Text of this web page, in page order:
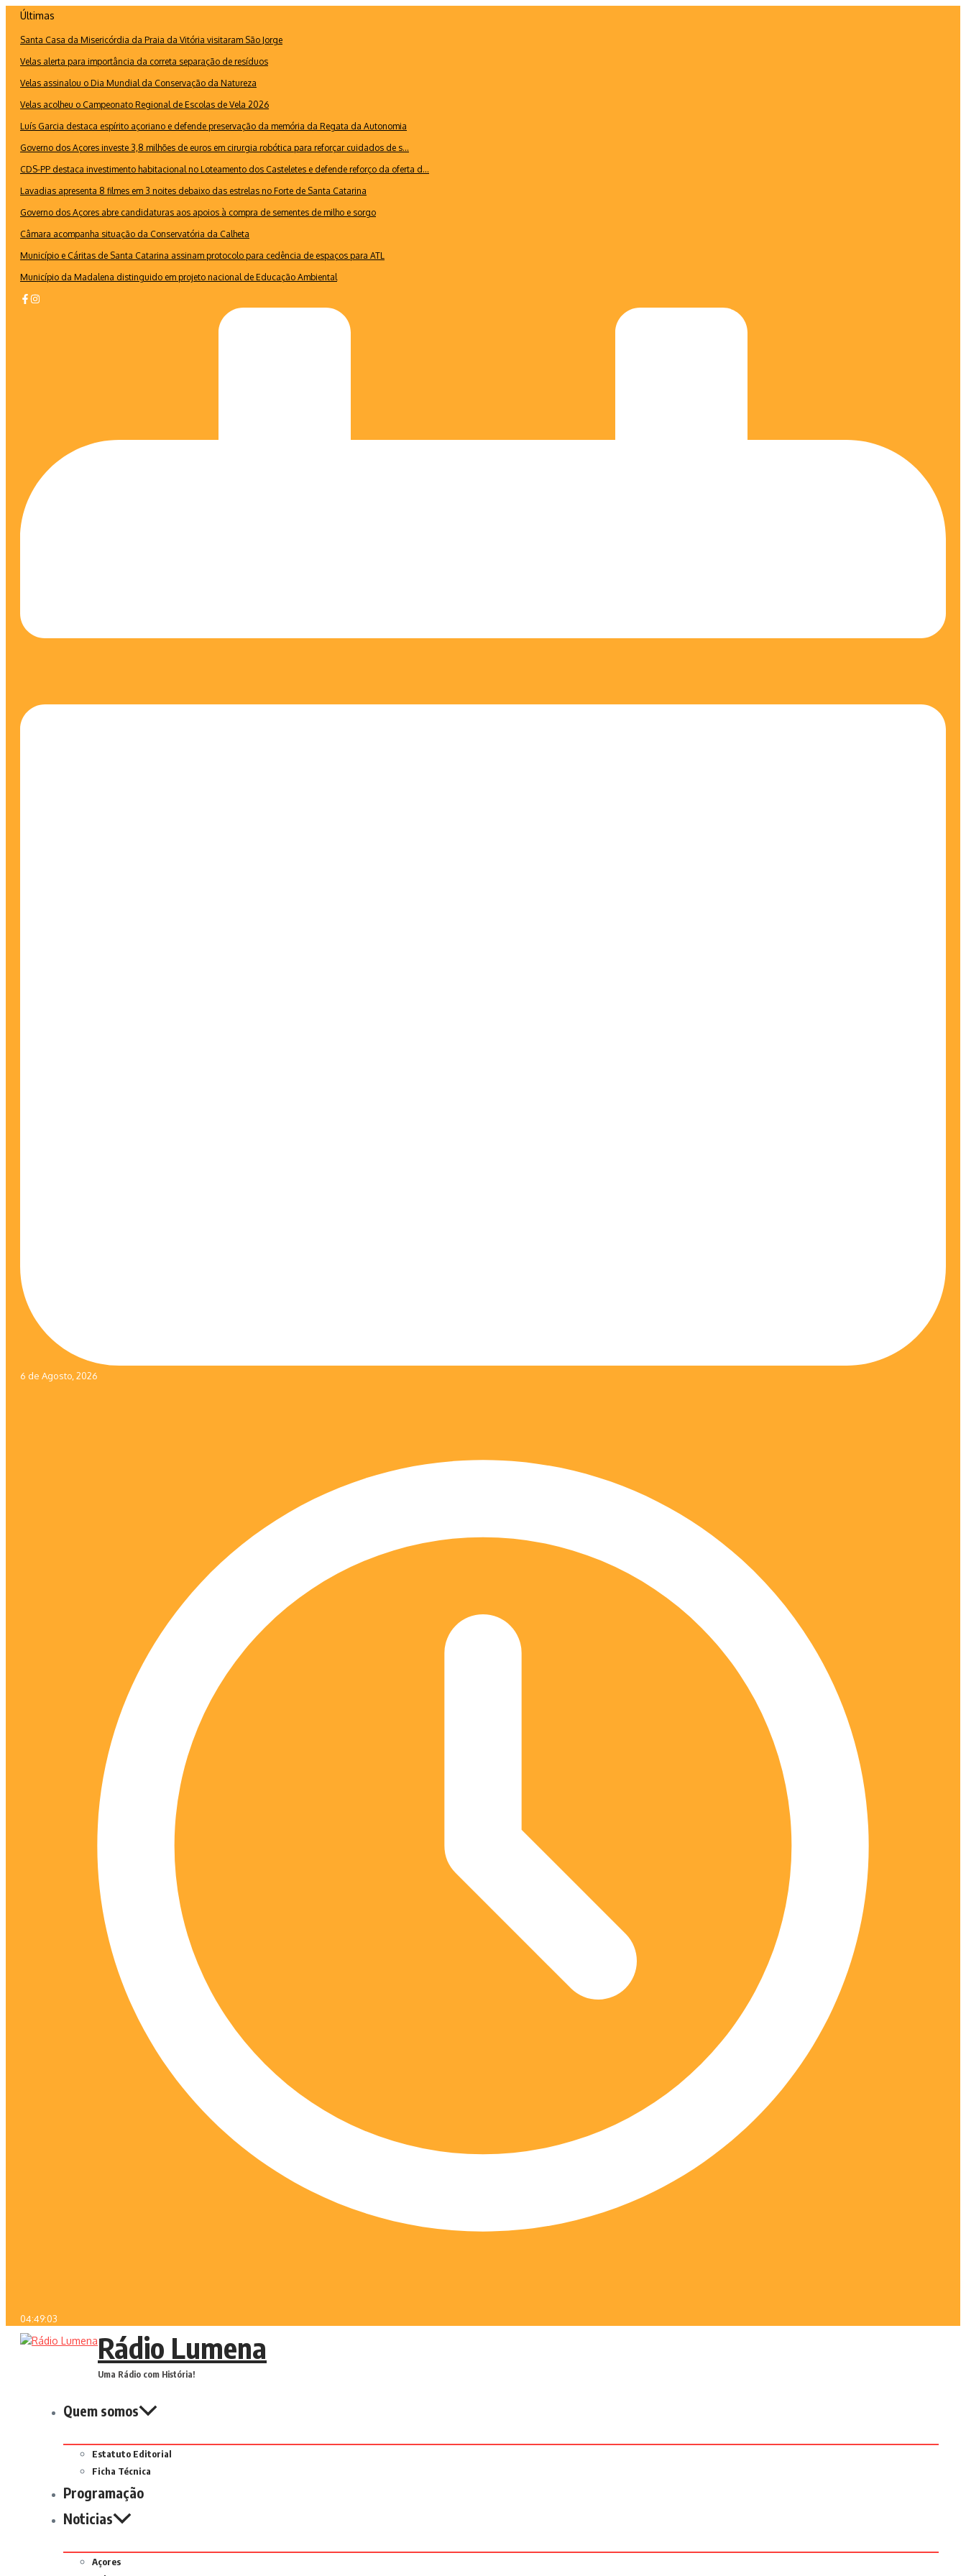
conteúdo
Últimas
Santa Casa da Misericórdia da Praia da Vitória visitaram São Jorge
Velas alerta para importância da correta separação de resíduos
Velas assinalou o Dia Mundial da Conservação da Natureza
Velas acolheu o Campeonato Regional de Escolas de Vela 2026
Luís Garcia destaca espírito açoriano e defende preservação da memória da Regata da Autonomia
Governo dos Açores investe 3,8 milhões de euros em cirurgia robótica para reforçar cuidados de s...
CDS-PP destaca investimento habitacional no Loteamento dos Casteletes e defende reforço da oferta d...
Lavadias apresenta 8 filmes em 3 noites debaixo das estrelas no Forte de Santa Catarina
Governo dos Açores abre candidaturas aos apoios à compra de sementes de milho e sorgo
Câmara acompanha situação da Conservatória da Calheta
Município e Cáritas de Santa Catarina assinam protocolo para cedência de espaços para ATL
Município da Madalena distinguido em projeto nacional de Educação Ambiental
6 de Agosto, 2026
04:49:03
Rádio Lumena
Uma Rádio com História!
Quem somos
Estatuto Editorial
Ficha Técnica
Programação
Noticias
Açores